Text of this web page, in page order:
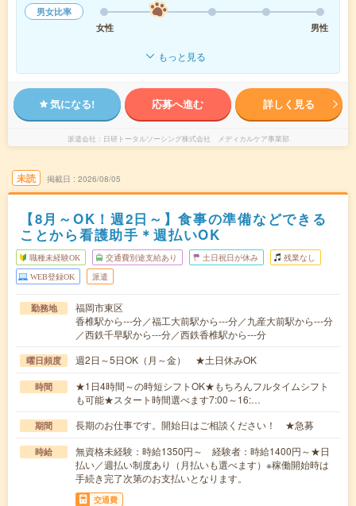
男女比率
女性
男性
もっと見る
気になる! 応募へ進む 詳しく見る
派遣会社 日研トータルソーシング株式会社 メディカルケア事業部
未読 掲載日 2026/08/05
【8月～OK！週2日～】食事の準備などできる
ことから看護助手＊週払いOK
職種未経験OK 交通費別途支給あり 土日祝日が休み 残業なし
WEB登録OK 派遣
勤務地
福岡市東区
香椎駅から---分／福工大前駅から---分／九産大前駅から---分
／西鉄千早駅から---分／西鉄香椎駅から---分
曜日頻度 週2日～5日OK（月～金） ★土日休みOK
時間
★1日4時間～の時短シフトOK★もちろんフルタイムシフト
も可能★スタート時間選べます7:00～16:…
期間 長期のお仕事です。開始日はご相談ください！ ★急募
時給
無資格未経験：時給1350円～ 経験者：時給1400円～★日
払い／週払い制度あり（月払いも選べます）※稼働開始時は
手続き完了次第のお支払いとなります。
交通費